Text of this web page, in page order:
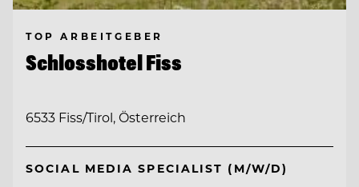
TOP ARBEITGEBER
Schlosshotel Fiss
6533 Fiss/Tirol, Österreich
SOCIAL MEDIA SPECIALIST (M/W/D)